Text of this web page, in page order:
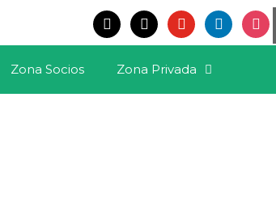
Zona Socios Zona Privada